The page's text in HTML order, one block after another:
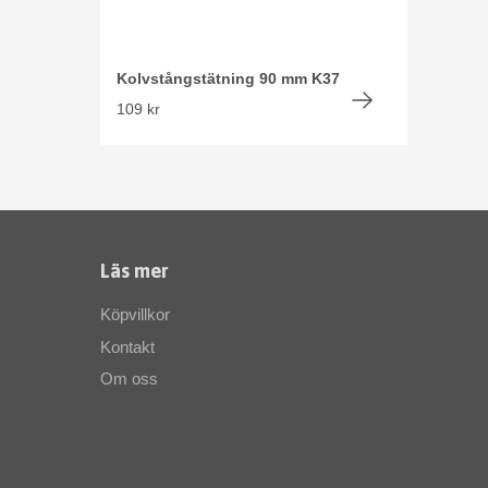
Kolvstångstätning 90 mm K37
109 kr
Läs mer
Köpvillkor
Kontakt
Om oss